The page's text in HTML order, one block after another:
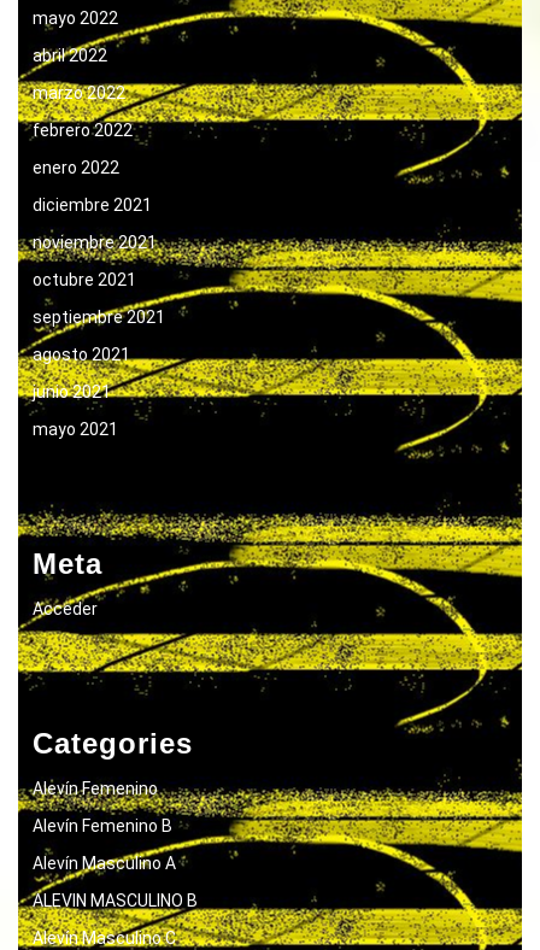
mayo 2022
abril 2022
marzo 2022
febrero 2022
enero 2022
diciembre 2021
noviembre 2021
octubre 2021
septiembre 2021
agosto 2021
junio 2021
mayo 2021
Meta
Acceder
Categories
Alevín Femenino
Alevín Femenino B
Alevín Masculino A
ALEVIN MASCULINO B
Alevín Masculino C